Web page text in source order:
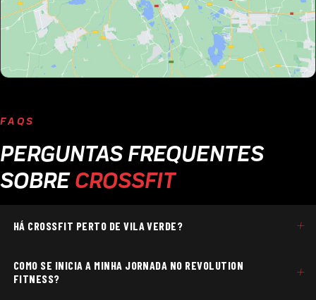
FAQS
PERGUNTAS FREQUENTES
SOBRECROSSFIT
HÁ CROSSFIT PERTO DE VILA VERDE? +
COMO SE INICIA A MINHA JORNADA NO REVOLUTION
FITNESS?
+